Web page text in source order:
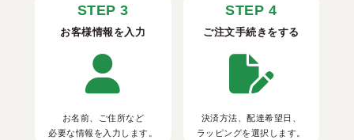
STEP 3
お客様情報を入力
お名前、ご住所など
必要な情報を入力します。
STEP 4
ご注文手続きをする
決済方法、配達希望日、
ラッピングを選択します。